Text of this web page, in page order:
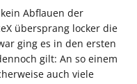
Abflauen der
übersprang locker die
ging es in den ersten
gilt: An so einem
auch viele